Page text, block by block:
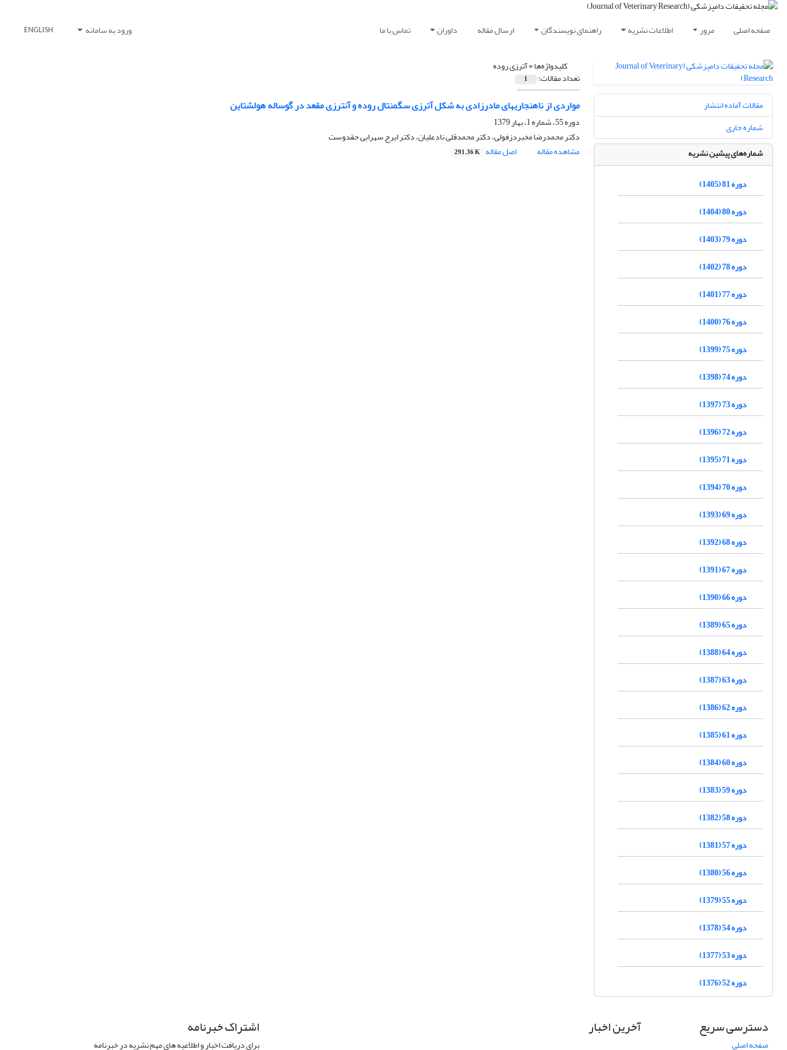
صفحه اصلی مرور اطلاعات نشریه راهنمای نویسندگان ارسال مقاله داوران تماس با ما ورود به سامانه ENGLISH
کلیدواژه‌ها =آترزی روده
تعداد مقالات: 1
مواردی از ناهنجاریهای مادرزادی به شکل آترزی سگمنتال روده و آنترزی مقعد در گوساله هولشتاین
دوره 55، شماره 1، بهار 1379
دکتر محمدرضا مخبردزفولی، دکتر محمدقلی نادعلیان، دکتر ایرج سهرابی حقدوست
مشاهده مقاله
اصل مقاله 291.36 K
مقالات آماده انتشار
شماره جاری
شماره‌های پیشین نشریه
دوره 81 (1405)
دوره 80 (1404)
دوره 79 (1403)
دوره 78 (1402)
دوره 77 (1401)
دوره 76 (1400)
دوره 75 (1399)
دوره 74 (1398)
دوره 73 (1397)
دوره 72 (1396)
دوره 71 (1395)
دوره 70 (1394)
دوره 69 (1393)
دوره 68 (1392)
دوره 67 (1391)
دوره 66 (1390)
دوره 65 (1389)
دوره 64 (1388)
دوره 63 (1387)
دوره 62 (1386)
دوره 61 (1385)
دوره 60 (1384)
دوره 59 (1383)
دوره 58 (1382)
دوره 57 (1381)
دوره 56 (1380)
دوره 55 (1379)
دوره 54 (1378)
دوره 53 (1377)
دوره 52 (1376)
دسترسی سریع
صفحه اصلی
آخرین اخبار اشتراک خبرنامه
برای دریافت اخبار و اطلاعیه های مهم نشریه در خبرنامه